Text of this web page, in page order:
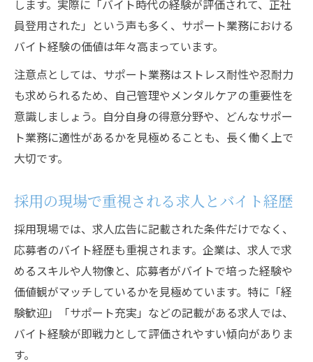
します。実際に「バイト時代の経験が評価されて、正社
員登用された」という声も多く、サポート業務における
バイト経験の価値は年々高まっています。
注意点としては、サポート業務はストレス耐性や忍耐力
も求められるため、自己管理やメンタルケアの重要性を
意識しましょう。自分自身の得意分野や、どんなサポー
ト業務に適性があるかを見極めることも、長く働く上で
大切です。
採用の現場で重視される求人とバイト経歴
採用現場では、求人広告に記載された条件だけでなく、
応募者のバイト経歴も重視されます。企業は、求人で求
めるスキルや人物像と、応募者がバイトで培った経験や
価値観がマッチしているかを見極めています。特に「経
験歓迎」「サポート充実」などの記載がある求人では、
バイト経験が即戦力として評価されやすい傾向がありま
す。